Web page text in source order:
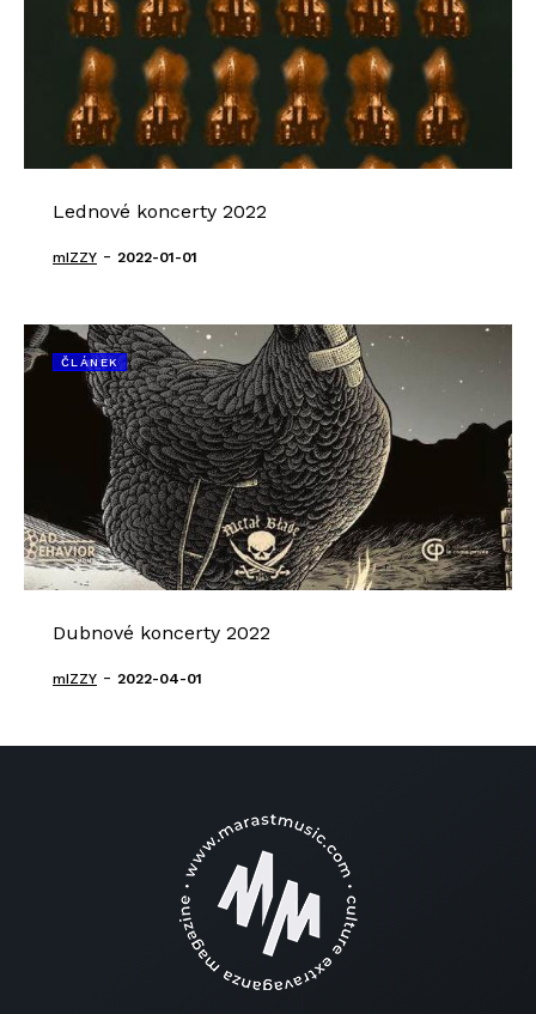
Lednové koncerty 2022
mIZZY - 2022-01-01
ČLÁNEK
Dubnové koncerty 2022
mIZZY - 2022-04-01